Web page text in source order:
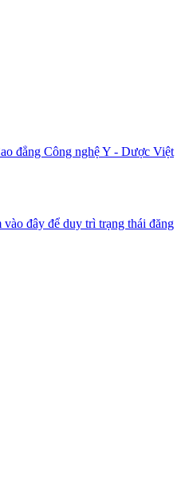
đẳng Công nghệ Y - Dược Việt
vào đây để duy trì trạng thái đăng